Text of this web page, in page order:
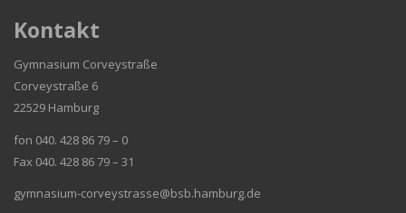
Kontakt
Gymnasium Corveystraße
Corveystraße 6
22529 Hamburg
fon 040. 428 86 79 – 0
Fax 040. 428 86 79 – 31
gymnasium-corveystrasse@bsb.hamburg.de